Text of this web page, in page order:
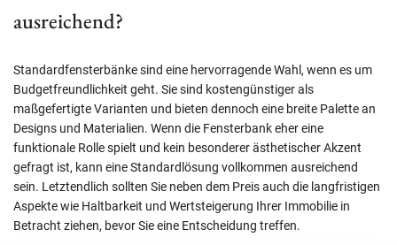
ausreichend?
Standardfensterbänke sind eine hervorragende Wahl, wenn es um
Budgetfreundlichkeit geht. Sie sind kostengünstiger als
maßgefertigte Varianten und bieten dennoch eine breite Palette an
Designs und Materialien. Wenn die Fensterbank eher eine
funktionale Rolle spielt und kein besonderer ästhetischer Akzent
gefragt ist, kann eine Standardlösung vollkommen ausreichend
sein. Letztendlich sollten Sie neben dem Preis auch die langfristigen
Aspekte wie Haltbarkeit und Wertsteigerung Ihrer Immobilie in
Betracht ziehen, bevor Sie eine Entscheidung treffen.